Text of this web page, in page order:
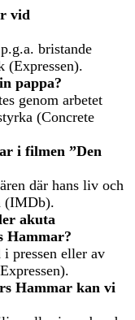
vid
bristande
(Expressen).
pappa?
genom arbetet
(Concrete
i filmen ”Den
där hans liv och
(IMDb).
akuta
Hammar?
pressen eller av
Hammar kan vi